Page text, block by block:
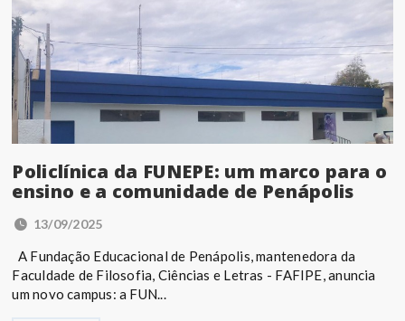
Policlínica da FUNEPE: um marco para o
ensino e a comunidade de Penápolis
13/09/2025
A Fundação Educacional de Penápolis, mantenedora da
Faculdade de Filosofia, Ciências e Letras - FAFIPE, anuncia
um novo campus: a FUN...